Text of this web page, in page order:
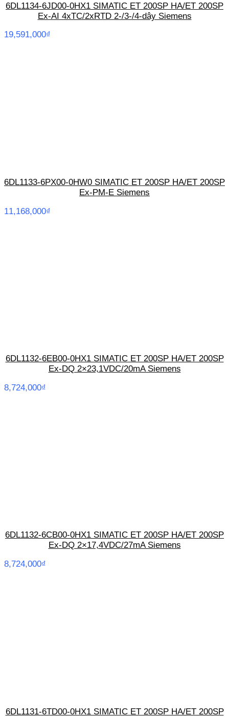
6DL1134-6JD00-0HX1 SIMATIC ET 200SP HA/ET 200SP
Ex-AI 4xTC/2xRTD 2-/3-/4-dây Siemens
19,591,000₫
6DL1133-6PX00-0HW0 SIMATIC ET 200SP HA/ET 200SP
Ex-PM-E Siemens
11,168,000₫
6DL1132-6EB00-0HX1 SIMATIC ET 200SP HA/ET 200SP
Ex-DQ 2×23,1VDC/20mA Siemens
8,724,000₫
6DL1132-6CB00-0HX1 SIMATIC ET 200SP HA/ET 200SP
Ex-DQ 2×17,4VDC/27mA Siemens
8,724,000₫
6DL1131-6TD00-0HX1 SIMATIC ET 200SP HA/ET 200SP